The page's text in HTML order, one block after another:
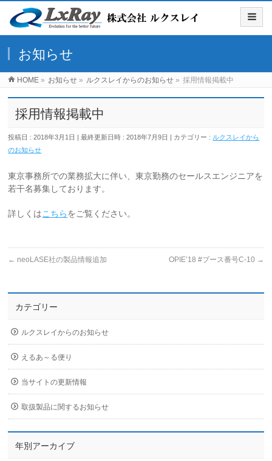
お知らせ
HOME » お知らせ » ルクスレイからのお知らせ » 採用情報掲載中
採用情報掲載中
投稿日 : 2018年3月1日 最終更新日時 : 2018年7月9日 カテゴリー : ルクスレイから
のお知らせ
東京事務所での業務拡大に伴い、東京勤務のセールスエンジニアを
若干名募集しております。
詳しくはこちらをご覧ください。
← neoLASE社の製品情報追加 OPIE’18 #ブース番号C-10 →
カテゴリー
ルクスレイからのお知らせ
えるあ～る便り
当サイトの更新情報
取扱製品に関するお知らせ
年別アーカイブ